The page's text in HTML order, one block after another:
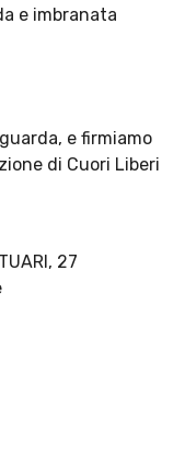
e imbranata
e firmiamo
di Cuori Liberi
27